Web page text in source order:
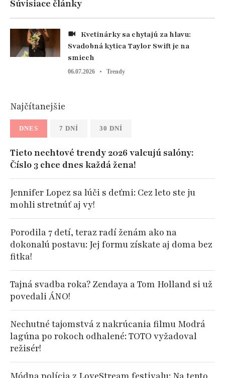
Súvisiace články
Svadobná kytica Taylor Swift je na
smiech
06.07.2026 Trendy
Najčítanejšie
DNES 7 DNÍ 30 DNÍ
Tieto nechtové trendy 2026 valcujú salóny:
Číslo 3 chce dnes každá žena!
Jennifer Lopez sa lúči s deťmi: Cez leto ste ju
mohli stretnúť aj vy!
Porodila 7 detí, teraz radí ženám ako na
dokonalú postavu: Jej formu získate aj doma bez
fitka!
Tajná svadba roka? Zendaya a Tom Holland si už
povedali ÁNO!
Nechutné tajomstvá z nakrúcania filmu Modrá
lagúna po rokoch odhalené: TOTO vyžadoval
režisér!